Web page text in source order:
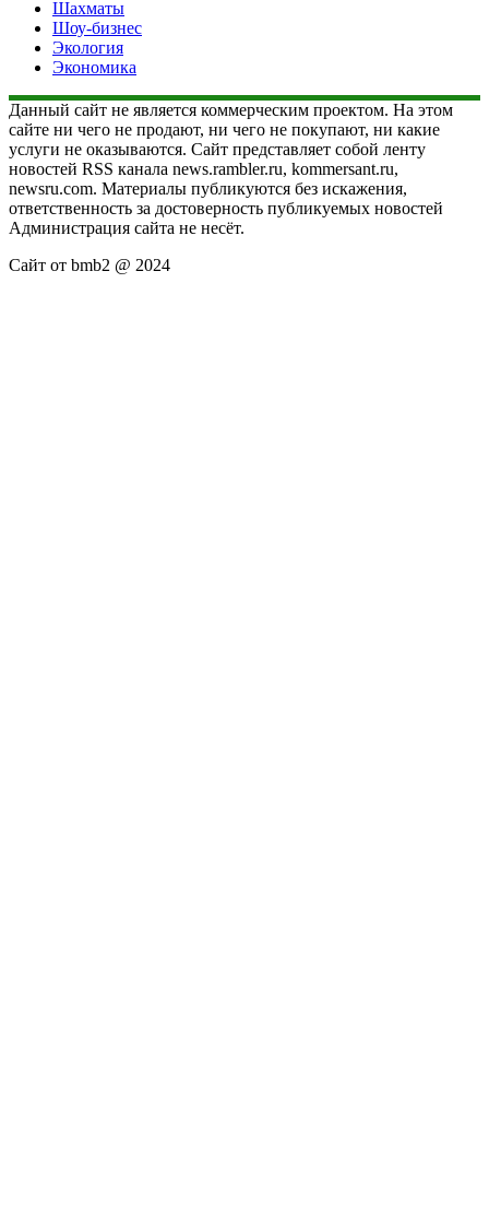
Шахматы
Шоу-бизнес
Экология
Экономика
Данный сайт не является коммерческим проектом. На этом
сайте ни чего не продают, ни чего не покупают, ни какие
услуги не оказываются. Сайт представляет собой ленту
новостей RSS канала news.rambler.ru, kommersant.ru,
newsru.com. Материалы публикуются без искажения,
ответственность за достоверность публикуемых новостей
Администрация сайта не несёт.
Сайт от bmb2 @ 2024